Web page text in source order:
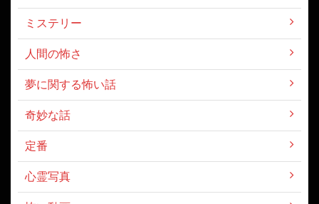
ミステリー
人間の怖さ
夢に関する怖い話
奇妙な話
定番
心霊写真